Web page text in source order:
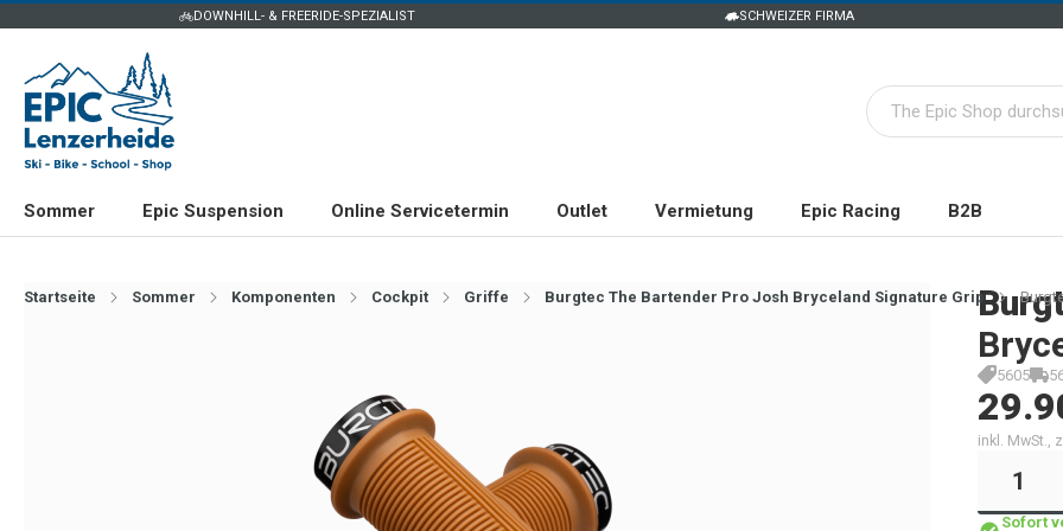
DOWNHILL- & FREERIDE-SPEZIALIST SCHWEIZER FIRMA
Sommer Epic Suspension Online Servicetermin Outlet Vermietung Epic Racing B2B
Startseite Sommer Komponenten Cockpit Griffe Burgtec The Bartender Pro Josh Bryceland Signature Grip
5605
inkl. MwSt.,
Sofort